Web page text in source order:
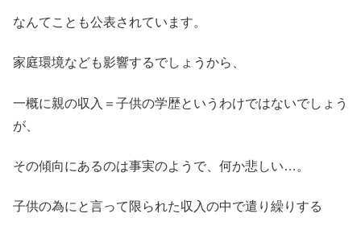
なんてことも公表されています。
家庭環境なども影響するでしょうから、
一概に親の収入＝子供の学歴というわけではないでしょう
が、
その傾向にあるのは事実のようで、何か悲しい…。
子供の為にと言って限られた収入の中で遣り繰りする